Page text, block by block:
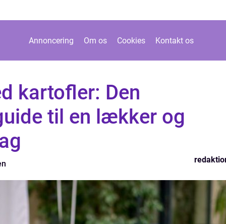
Annoncering Om os Cookies Kontakt os
kartofler: Den
til en lækker og